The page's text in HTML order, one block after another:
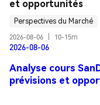
et opportunités
Perspectives du Marché
2026-08-06
10-15m
2026-08-06
Analyse cours
prévisions et